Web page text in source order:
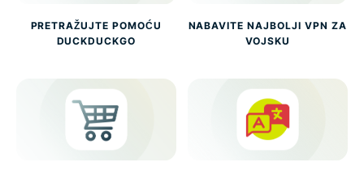
PRETRAŽUJTE POMOĆU
DUCKDUCKGO
NABAVITE NAJBOLJI VPN ZA
VOJSKU